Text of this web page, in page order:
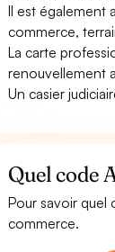
Il est également
commerce,
La carte
renouvellement
Un casier
Quel code
Pour savoir quel
commerce.